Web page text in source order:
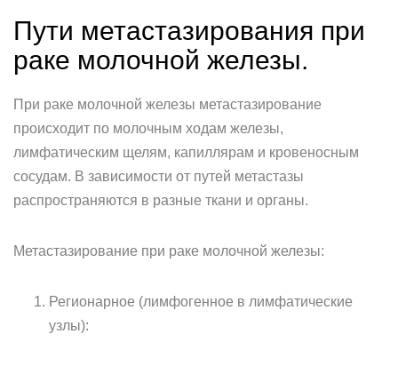
Пути метастазирования при
раке молочной железы.
При раке молочной железы метастазирование
происходит по молочным ходам железы,
лимфатическим щелям, капиллярам и кровеносным
сосудам. В зависимости от путей метастазы
распространяются в разные ткани и органы.
Метастазирование при раке молочной железы:
Регионарное (лимфогенное в лимфатические
узлы):